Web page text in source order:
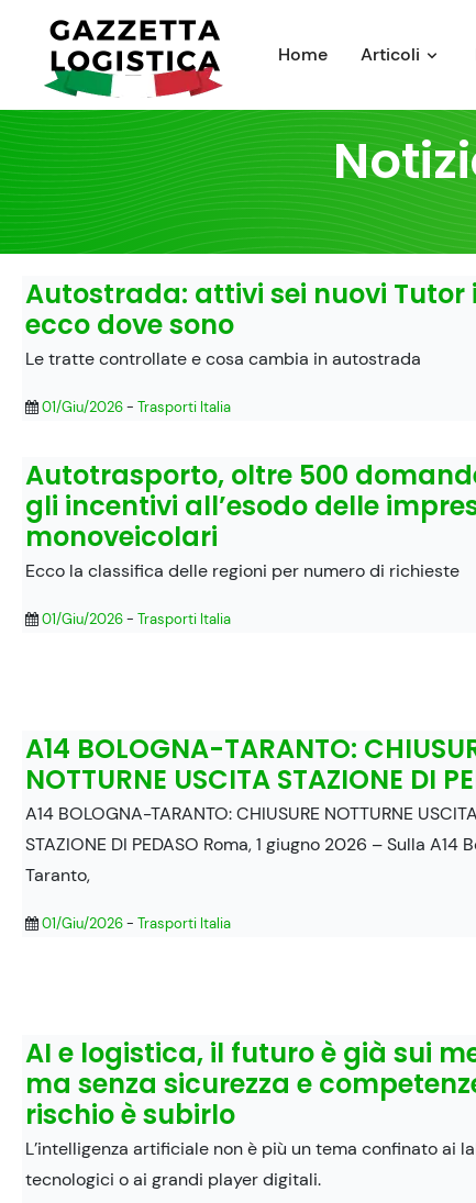
content
Home Articoli
Autostrada: attivi sei nuovi Tutor
ecco dove sono
Le tratte controllate e cosa cambia in autostrada
01/Giu/2026- Trasporti Italia
Autotrasporto, oltre 500
gli incentivi all’esodo delle
monoveicolari
Ecco la classifica delle regioni per numero di richieste
01/Giu/2026- Trasporti Italia
A14 BOLOGNA-TARANTO:
NOTTURNE USCITA STAZIONE DI
A14 BOLOGNA-TARANTO: CHIUSURE NOTTURNE USCITA
STAZIONE DI PEDASO Roma, 1 giugno 2026 – Sulla A14
Taranto,
01/Giu/2026- Trasporti Italia
AI e logistica, il futuro è già sui
ma senza sicurezza e
rischio è subirlo
L’intelligenza artificiale non è più un tema confinato ai
tecnologici o ai grandi player digitali.